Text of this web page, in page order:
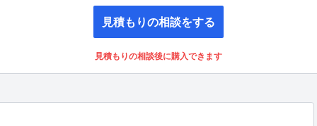
見積もりの相談をする
見積もりの相談後に購入できます